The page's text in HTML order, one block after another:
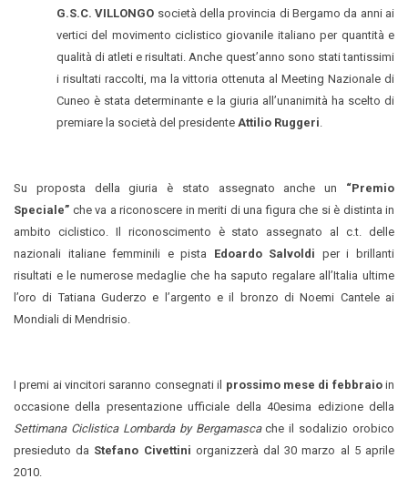
G.S.C. VILLONGO società della provincia di Bergamo da anni ai
vertici del movimento ciclistico giovanile italiano per quantità e
qualità di atleti e risultati. Anche quest’anno sono stati tantissimi
i risultati raccolti, ma la vittoria ottenuta al Meeting Nazionale di
Cuneo è stata determinante e la giuria all’unanimità ha scelto di
premiare la società del presidente Attilio Ruggeri
Su proposta della giuria è stato assegnato anche un “Premio
Speciale” che va a riconoscere in meriti di una figura che si è distinta in
ambito ciclistico. Il riconoscimento è stato assegnato al c.t. delle
nazionali italiane femminili e pista Edoardo Salvoldi per i brillanti
risultati e le numerose medaglie che ha saputo regalare all’Italia ultime
l’oro di Tatiana Guderzo e l’argento e il bronzo di Noemi Cantele ai
Mondiali di Mendrisio.
I premi ai vincitori saranno consegnati il prossimo mese di febbraioin
occasione della presentazione ufficiale della 40esima edizione della
Settimana Ciclistica Lombarda by Bergamascache il sodalizio orobico
presieduto da Stefano Civettini organizzerà dal 30 marzo al 5 aprile
2010.